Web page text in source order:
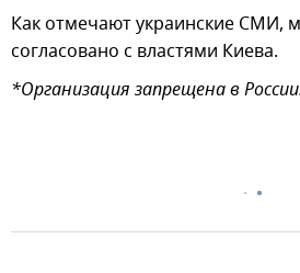
Как отмечают украинские СМИ,
согласовано с властями Киева.
*Организация запрещена в